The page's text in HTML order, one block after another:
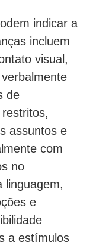
indicar a
incluem
visual,
de
assuntos e
com
no
linguagem,
e
a estímulos